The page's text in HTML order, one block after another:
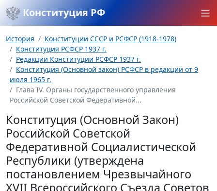
Конституция РФ
История
Конституции СССР и РСФСР (1918-1978)
Конституция РСФСР 1937 г.
Редакции Конституции РСФСР 1937 г.
Конституция (Основной закон) РСФСР в редакции от 9
июля 1965 г.
Глава IV. Органы государственного управления
Российской Советской Федеративной...
Конституция (Основной Закон)
Российской Советской
Федеративной Социалистической
Республики (утверждена
постановлением Чрезвычайного
XVII Всероссийского Съезда Советов